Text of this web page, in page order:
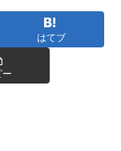
はてブ
ー